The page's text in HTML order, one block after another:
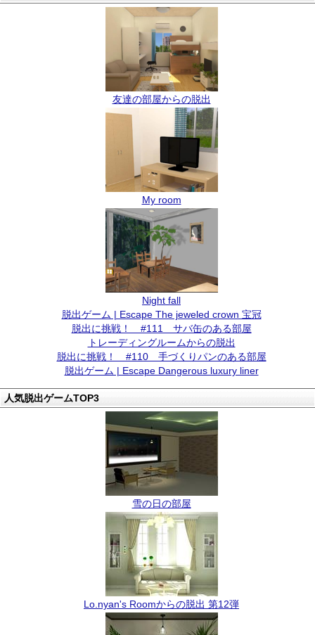
友達の部屋からの脱出
My room
Night fall
脱出ゲーム | Escape The jeweled crown 宝冠
脱出に挑戦！ #111 サバ缶のある部屋
トレーディングルームからの脱出
脱出に挑戦！ #110 手づくりパンのある部屋
脱出ゲーム | Escape Dangerous luxury liner
人気脱出ゲームTOP3
雪の日の部屋
Lo.nyan's Roomからの脱出 第12弾